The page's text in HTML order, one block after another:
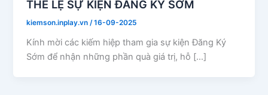
THỂ LỆ SỰ KIỆN ĐĂNG KÝ SỚM
kiemson.inplay.vn/16-09-2025
Kính mời các kiếm hiệp tham gia sự kiện Đăng Ký
Sớm để nhận những phần quà giá trị, hỗ […]